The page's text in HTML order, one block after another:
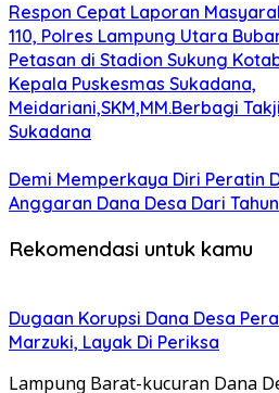
Respon Cepat Laporan
110, Polres Lampung Utara
Petasan di Stadion Sukung
Kepala Puskesmas Sukadana,
Meidariani,SKM,MM.Berbagi
Sukadana
Demi Memperkaya Diri Peratin
Anggaran Dana Desa Dari
Rekomendasi untuk kamu
Dugaan Korupsi Dana Desa
Marzuki, Layak Di Periksa
Lampung Barat-kucuran Dana